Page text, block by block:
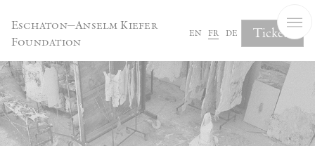
Eschaton—Anselm Kiefer
Foundation
en fr de Tickets